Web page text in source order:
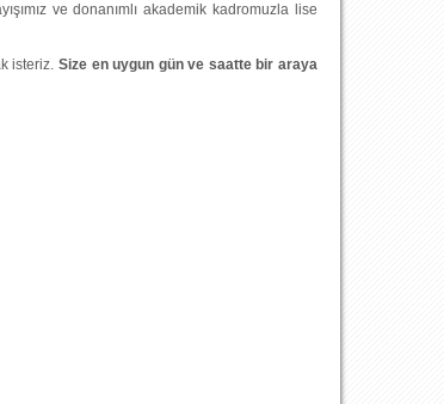
ve donanımlı akademik kadromuzla lise
isteriz. Size en uygun gün ve saatte bir araya